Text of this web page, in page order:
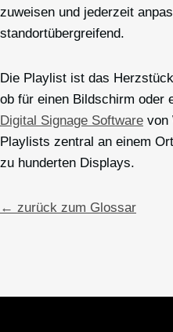
zuweisen und jederzeit
standortübergreifend.
Die Playlist ist das
ob für einen Bildschirm oder
Digital Signage Software von
Playlists zentral an einem
zu hunderten Displays.
← zurück zum Glossar